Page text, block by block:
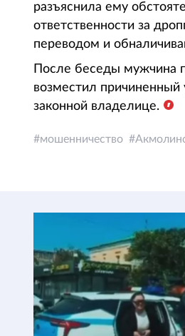
разъяснила ему
ответственности за
переводом и
После беседы мужчина
возместил
законной владелице.
мошенничество